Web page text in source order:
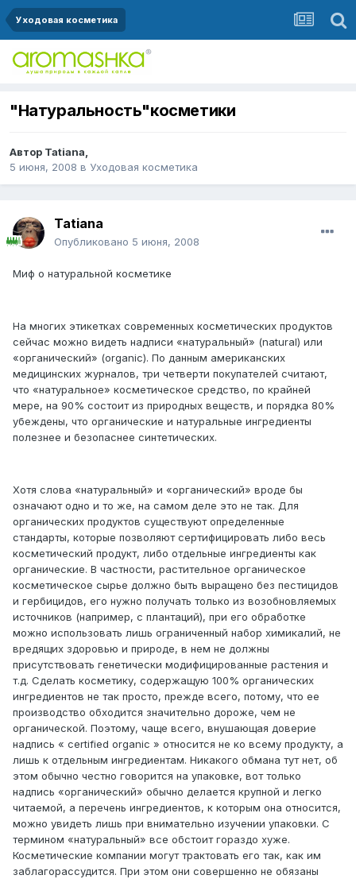
Уходовая косметика
"Натуральность"косметики
Автор Tatiana,
5 июня, 2008 в Уходовая косметика
Tatiana
Опубликовано 5 июня, 2008
Миф о натуральной косметике
На многих этикетках современных косметических продуктов
сейчас можно видеть надписи «натуральный» (natural) или
«органический» (organic). По данным американских
медицинских журналов, три четверти покупателей считают,
что «натуральное» косметическое средство, по крайней
мере, на 90% состоит из природных веществ, и порядка 80%
убеждены, что органические и натуральные ингредиенты
полезнее и безопаснее синтетических.
Хотя слова «натуральный» и «органический» вроде бы
означают одно и то же, на самом деле это не так. Для
органических продуктов существуют определенные
стандарты, которые позволяют сертифицировать либо весь
косметический продукт, либо отдельные ингредиенты как
органические. В частности, растительное органическое
косметическое сырье должно быть выращено без пестицидов
и гербицидов, его нужно получать только из возобновляемых
источников (например, с плантаций), при его обработке
можно использовать лишь ограниченный набор химикалий, не
вредящих здоровью и природе, в нем не должны
присутствовать генетически модифицированные растения и
т.д. Сделать косметику, содержащую 100% органических
ингредиентов не так просто, прежде всего, потому, что ее
производство обходится значительно дороже, чем не
органической. Поэтому, чаще всего, внушающая доверие
надпись « certified organic » относится не ко всему продукту, а
лишь к отдельным ингредиентам. Никакого обмана тут нет, об
этом обычно честно говорится на упаковке, вот только
надпись «органический» обычно делается крупной и легко
читаемой, а перечень ингредиентов, к которым она относится,
можно увидеть лишь при внимательно изучении упаковки. С
термином «натуральный» все обстоит гораздо хуже.
Косметические компании могут трактовать его так, как им
заблагорассудится. При этом они совершенно не обязаны